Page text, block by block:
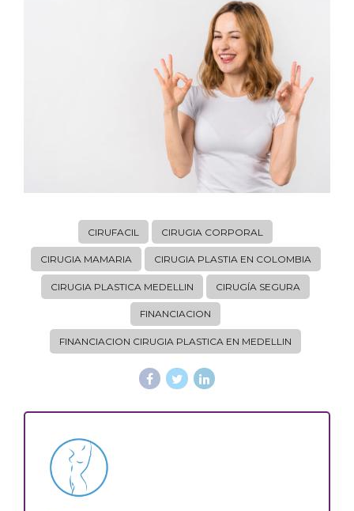
CIRUFACIL CIRUGIA CORPORAL
CIRUGIA MAMARIA CIRUGIA PLASTIA EN COLOMBIA
CIRUGIA PLASTICA MEDELLIN CIRUGÍA SEGURA
FINANCIACION
FINANCIACION CIRUGIA PLASTICA EN MEDELLIN